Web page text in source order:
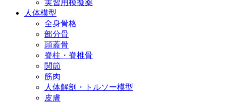
実習用模擬薬
人体模型
全身骨格
部分骨
頭蓋骨
脊柱・脊椎骨
関節
筋肉
人体解剖・トルソー模型
皮膚